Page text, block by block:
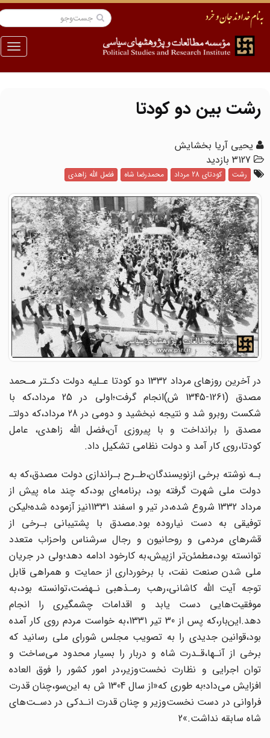
منو
رشت بین دو کودتا
یحیی آریا بخشایش
3127 بازدید
رشت کودتای 28 مرداد محمدرضا شاه فضل الله زاهدی
در آخرین روزهای‌ مرداد‌ 1332‌ دو کودتا عـلیه دولت دکـتر مـحمد
مصدق‌ (1261-1345 ش)انجام گرفت؛اولی در 25 مرداد‌،که با
شکست روبرو شد و نتیجه‌ نبخشید و دومی در 28 مرداد،که دولتـ‌
مصدق را برانداخت و با‌ پیروزی‌ آن،فضل اللّه زاهدی، عامل
کودتا،روی کار آمد و دولت نظامی تشکیل داد.
بـه نوشته برخی ازنویسندگان،طـرح بـراندازی دولت مصدق،که به
دولت ملی شهرت گرفته‌ بود، برنامه‌ای بود‌،که چند ماه پیش از
مرداد 1332 شروع شده،در تیر و اسفند 11331نیز آزموده شده؛لیکن
توفیقی به دست نیاروده بود.مصدق با پشتیبانی بـرخی از
قشرهای مردمی و روحانیون و رجال‌ سرشناس‌ واحزاب متعدد
توانسته بود،مطمئن‌تر ازپیش،به کارخود ادامه‌ دهد؛ولی در جریان
ملی شدن صنعت نفت، با برخورداری از حمایت و همراهی قابل
توجه‌ آیت اللّه کاشانی،رهب‌ رمـذهبی‌ نـهضت،توانسته بود،به
موفقیت‌هایی دست یابد و اقدامات‌ چشمگیری را انجام
دهد.این‌بار،که پس از 30 تیر 1331،به خواست مردم روی کار آمده‌
بود،قوانین جدیدی را‌ به‌ تصویب مجلس شورای ملی رسانید که
برخی از آنـها،قـدرت شاه و دربار را بسیار محدود می‌ساخت و
توان اجرایی و نظارت نخست‌وزیر،در امور کشور را فوق العاده
افزایش می‌داد؛به‌ طوری‌ که‌«از سال 1304 ش به این‌سو‌،چنان‌ قدرت‌
فراوانی در دست نخست‌وزیر و چنان قدرت انـدکی در دسـت‌های
شاه سابقه نداشت.»2